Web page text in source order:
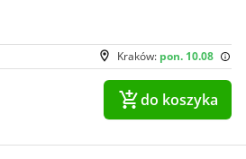
Kraków: pon. 10.08
do koszyka